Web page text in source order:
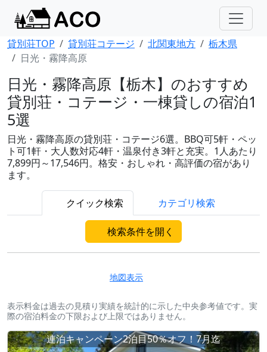
貸別荘TOP 貸別荘コテージ 北関東地方
栃木県
日光・霧降高原
日光・霧降高原【栃木】のおすすめ
貸別荘・コテージ・一棟貸しの宿泊1
5選
日光・霧降高原の貸別荘・コテージ6選。BBQ可5軒・ペッ
ト可1軒・大人数対応4軒・温泉付き3軒と充実。1人あたり
7,899円～17,546円。格安・おしゃれ・高評価の宿があり
ます。
クイック検索 カテゴリ検索
検索条件を開く
地図表示
表示料金は過去の見積り実績を統計的に示した中央参考値です。実
際の宿泊料金の下限および上限ではありません。
連泊キャンペーン2泊目50％オフ！7月迄